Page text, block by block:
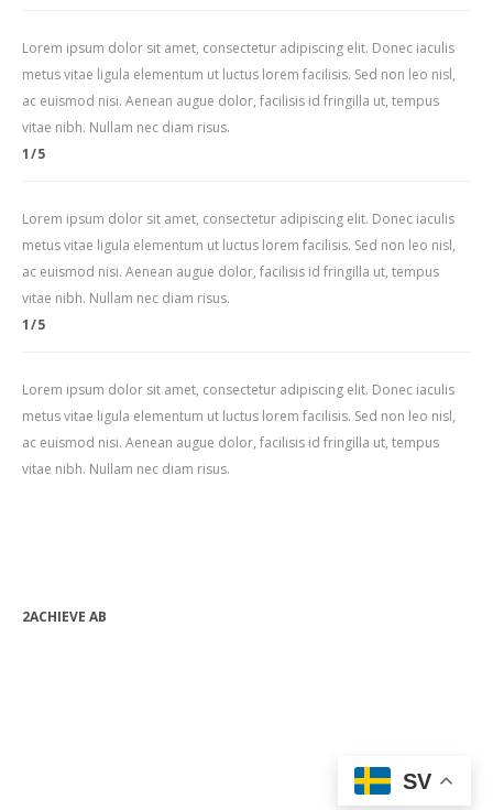
Lorem ipsum dolor sit amet, consectetur adipiscing elit. Donec iaculis
metus vitae ligula elementum ut luctus lorem facilisis. Sed non leo nisl,
ac euismod nisi. Aenean augue dolor, facilisis id fringilla ut, tempus
vitae nibh. Nullam nec diam risus.
1/5
Lorem ipsum dolor sit amet, consectetur adipiscing elit. Donec iaculis
metus vitae ligula elementum ut luctus lorem facilisis. Sed non leo nisl,
ac euismod nisi. Aenean augue dolor, facilisis id fringilla ut, tempus
vitae nibh. Nullam nec diam risus.
1/5
Lorem ipsum dolor sit amet, consectetur adipiscing elit. Donec iaculis
metus vitae ligula elementum ut luctus lorem facilisis. Sed non leo nisl,
ac euismod nisi. Aenean augue dolor, facilisis id fringilla ut, tempus
vitae nibh. Nullam nec diam risus.
2ACHIEVE AB
SV